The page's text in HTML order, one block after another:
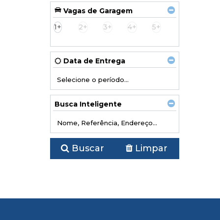
Busca Inteligente
Condomínio Caledônia (1)
Condomínio Caledônia Private Village (1)
Condomínio Mirante Camboriú (2)
Condomínio Recantos dos Pássaros (12)
Condomínio Residencial Porto de Mônaco (1)
Condomínio Valparaiso (1)
Costa Esmeralda (2)
Costa Splendida (1)
Cyano Mare (1)
Delos Residence (1)
Dom Leonardo (1)
Ed. Anne Christine (1)
Vagas de Garagem
1+
2+ 3+ 4+ 5+
Data de Entrega
Buscar Limpar